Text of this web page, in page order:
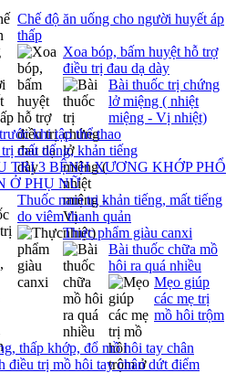
Chế độ ăn uống cho người huyết áp
thấp
Xoa bóp, bấm huyệt hỗ trợ
điều trị đau dạ dày
Bài thuốc trị chứng
lở miệng ( nhiệt
miệng - Vị nhiệt)
khi tập thể thao
mất tiếng, khản tiếng
TRỊ 3 BỆNH XƯƠNG KHỚP PHỔ
Ở PHỤ NỮ
Thuốc nam trị khản tiếng, mất tiếng
do viêm thanh quản
Thực phẩm giàu canxi
Bài thuốc chữa mồ
hôi ra quá nhiều
Mẹo giúp
các mẹ trị
mồ hôi trộm
thấp khớp, đổ mồ hôi tay chân
điều trị mồ hôi tay chân dứt điểm